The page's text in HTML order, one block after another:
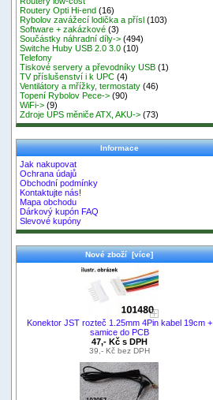
Routery Opti Hi-end (16)
Rybolov zavážecí lodička a přísl (103)
Software + zakázkové (3)
Součástky náhradní díly-> (494)
Switche Huby USB 2.0 3.0 (10)
Telefony
Tiskové servery a převodníky USB (1)
TV příslušenství i k UPC (4)
Ventilátory a mřížky, termostaty (46)
Topení Rybolov Pece-> (90)
WiFi-> (9)
Zdroje UPS měniče ATX, AKU-> (73)
Informace
Jak nakupovat
Ochrana údajů
Obchodní podmínky
Kontaktujte nás!
Mapa obchodu
Dárkový kupón FAQ
Slevové kupóny
Nové zboží [více]
Konektor JST rozteč 1.25mm 4Pin kabel 19cm +
samice do PCB
47,- Kč s DPH
39,- Kč bez DPH